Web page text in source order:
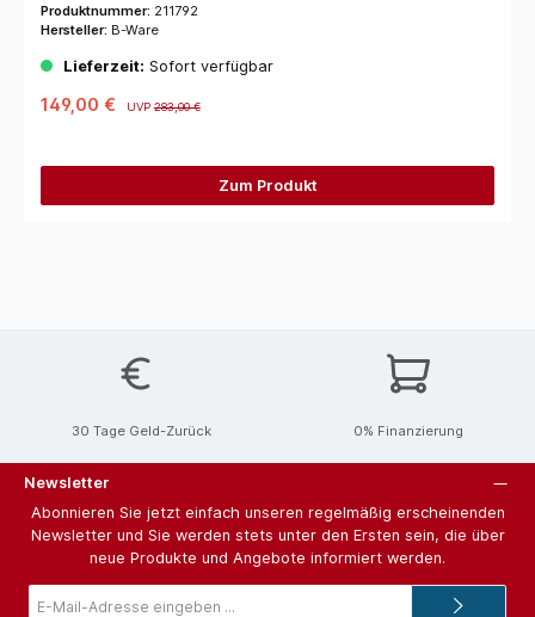
Produktnummer: 211792
Hersteller: B-Ware
Lieferzeit: Sofort verfügbar
149,00 € UVP283,00 €
Zum Produkt
30 Tage Geld-Zurück 0% Finanzierung
Newsletter
Abonnieren Sie jetzt einfach unseren regelmäßig erscheinenden
Newsletter und Sie werden stets unter den Ersten sein, die über
neue Produkte und Angebote informiert werden.
Mail-